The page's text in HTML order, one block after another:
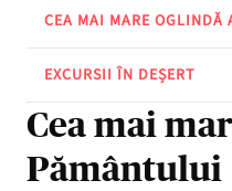
CEA MAI MARE OGLINDĂ
EXCURSII ÎN DEȘERT
Cea mai
Pământului